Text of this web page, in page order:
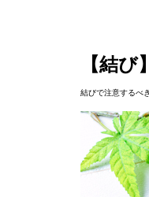
【結
結びで注意するべ